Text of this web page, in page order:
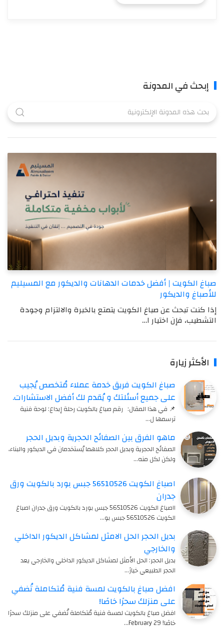
إبحث في المدونة
صباغ الكويت | أفضل خدمات الدهانات والديكور مع المسيليم
للأصباغ والديكور
إذا كنت تبحث عن صباغ الكويت يتمتع بالخبرة والالتزام وجودة
التشطيب، فإن اختيار ا…
الأكثر زيارة
صباغ الكويت فريق خدمة عملاء مُتخصص يُجيب
على جميع أسئلتك و يُقدم لك أفضل الاستشارات.
📌 في هذا المقال: رقم صباغ بالكويت رحلة إبداع: لوحة فنية
ترسمها ل…
ماهو الفرق بين الصفائح الحجرية وبديل الحجر
الصفائح الحجرية وبديل الحجر كلاهما يُستخدمان في الديكور والبناء،
ولكن لكل منه…
اصباغ الكويت 56510526 جبس بورد بالكويت ورق
جدران
ااصباغ الكويت 56510526 جبس بورد بالكويت ورق جدران اصباغ
الكويت 56510526 جبس بو…
بديل الحجر الحل الامثل لمشاكل الديكور الداخلي
والخارجي
بديل الحجر: الحل الأمثل لمشاكل الديكور الداخلي والخارجي يعد
الحجر الطبيعي خيارً…
افضل صباغ بالكويت لمسة فنية مُتكاملة تُضفي
على منزلك سحرًا خاصًا!
افضل صباغ بالكويت لمسة فنية مُتكاملة تُضفي على منزلك سحرًا
خاصًا! 29 February…